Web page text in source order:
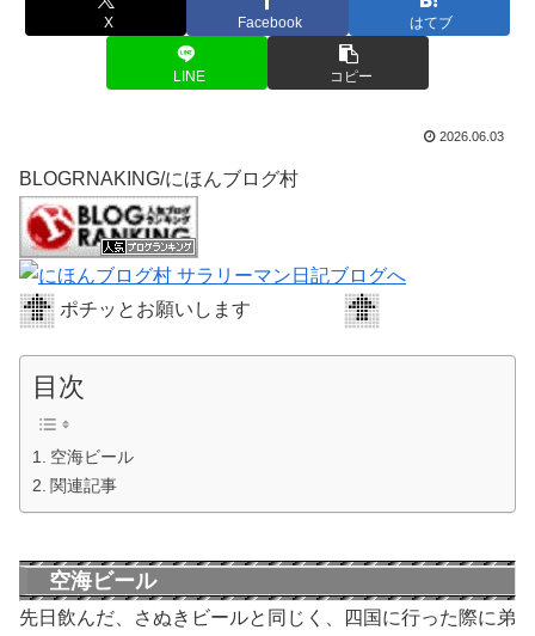
X Facebook はてブ
LINE コピー
2026.06.03
BLOGRNAKING/にほんブログ村
ポチッとお願いします
目次
空海ビール
関連記事
空海ビール
先日飲んだ、さぬきビールと同じく、四国に行った際に弟